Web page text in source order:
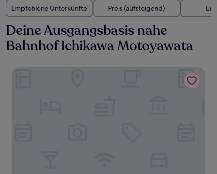
Empfohlene Unterkünfte
Preis (aufsteigend)
Deine Ausgangsbasis nahe
Bahnhof Ichikawa Motoyawata